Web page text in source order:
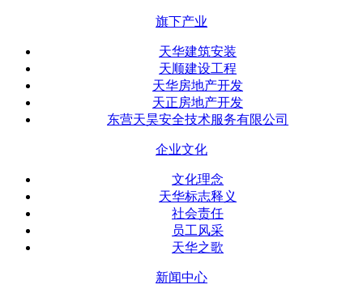
旗下产业
天华建筑安装
天顺建设工程
天华房地产开发
天正房地产开发
东营天昊安全技术服务有限公司
企业文化
文化理念
天华标志释义
社会责任
员工风采
天华之歌
新闻中心